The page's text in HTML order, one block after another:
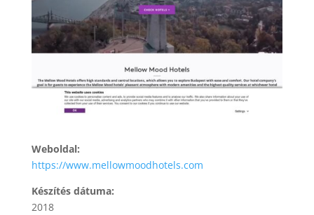
Weboldal:
https://www.mellowmoodhotels.com
Készítés dátuma:
2018